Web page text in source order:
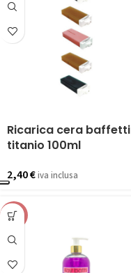
Ricarica cera baffetti
titanio 100ml
2,40€iva inclusa
-20%